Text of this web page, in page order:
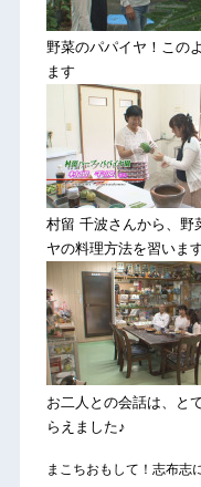
野菜のパパイヤ！この
ます
村留 千波さんから、野
ヤの料理方法を習いま
お二人との会話は、と
らえました♪
まこちおもして！志布志